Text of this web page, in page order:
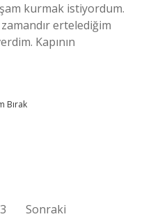
kurmak istiyordum.
ertelediğim
Kapının
Bırak
Sonraki